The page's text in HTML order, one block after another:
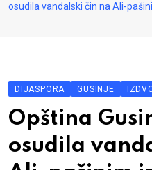
Oglasi
Hajtarhana
Kontakt
osudila vandalski čin na Ali-
DIJASPORA GUSINJE
Opština
osudila